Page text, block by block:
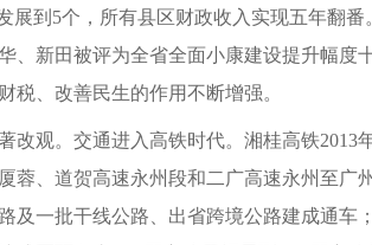
展到5个，所有县区财政收入实现五年翻
、新田被评为全省全面小康建设提升幅度
税、改善民生的作用不断增强。
改观。交通进入高铁时代。湘桂高铁
蓉、道贺高速永州段和二广高速永州至广
及一批干线公路、出省跨境公路建成通